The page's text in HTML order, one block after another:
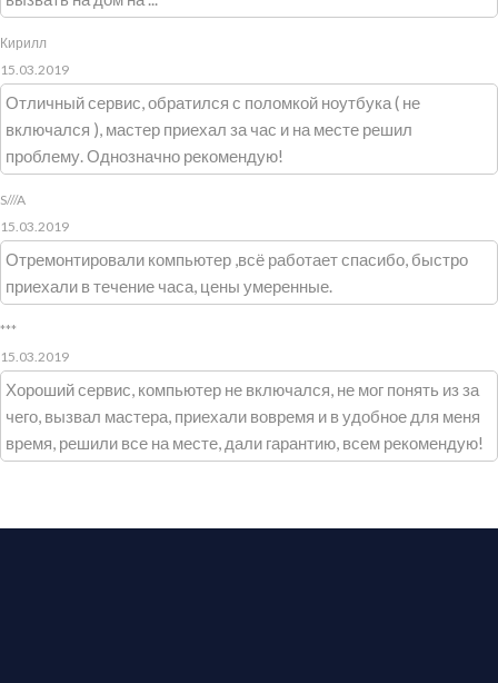
Кирилл
15.03.2019
Отличный сервис, обратился с поломкой ноутбука ( не
включался ), мастер приехал за час и на месте решил
проблему. Однозначно рекомендую!
S///A
15.03.2019
Отремонтировали компьютер ,всё работает спасибо, быстро
приехали в течение часа, цены умеренные.
***
15.03.2019
Хороший сервис, компьютер не включался, не мог понять из за
чего, вызвал мастера, приехали вовремя и в удобное для меня
время, решили все на месте, дали гарантию, всем рекомендую!